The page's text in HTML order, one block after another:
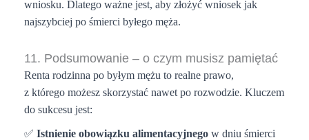
wniosku. Dlatego ważne jest, aby złożyć wniosek jak
najszybciej po śmierci byłego męża.
11. Podsumowanie – o czym musisz pamiętać
Renta rodzinna po byłym mężu to realne prawo,
z którego możesz skorzystać nawet po rozwodzie. Kluczem
do sukcesu jest:
✅ Istnienie obowiązku alimentacyjnegow dniu śmierci